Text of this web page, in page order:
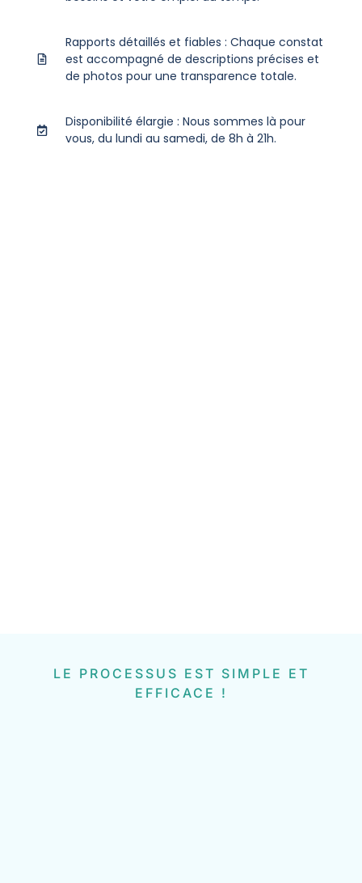
Rapports détaillés et fiables : Chaque constat
est accompagné de descriptions précises et
de photos pour une transparence totale.
Disponibilité élargie : Nous sommes là pour
vous, du lundi au samedi, de 8h à 21h.
LE PROCESSUS EST SIMPLE ET
EFFICACE !